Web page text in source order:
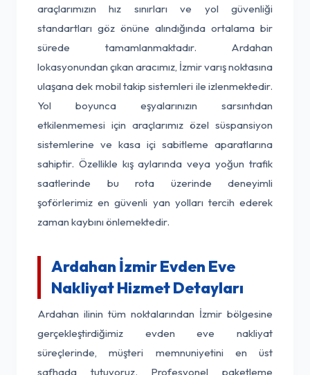
araçlarımızın hız sınırları ve yol güvenliği
standartları göz önüne alındığında ortalama bir
sürede tamamlanmaktadır. Ardahan
lokasyonundan çıkan aracımız, İzmir varış noktasına
ulaşana dek mobil takip sistemleri ile izlenmektedir.
Yol boyunca eşyalarınızın sarsıntıdan
etkilenmemesi için araçlarımız özel süspansiyon
sistemlerine ve kasa içi sabitleme aparatlarına
sahiptir. Özellikle kış aylarında veya yoğun trafik
saatlerinde bu rota üzerinde deneyimli
şoförlerimiz en güvenli yan yolları tercih ederek
zaman kaybını önlemektedir.
Ardahan İzmir Evden Eve
Nakliyat Hizmet Detayları
Ardahan ilinin tüm noktalarından İzmir bölgesine
gerçekleştirdiğimiz evden eve nakliyat
süreçlerinde, müşteri memnuniyetini en üst
safhada tutuyoruz. Profesyonel paketleme